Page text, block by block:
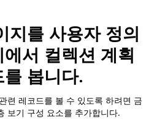
를 사용자 정의
서 컬렉션 계획
봅니다.
련 레코드를 볼 수 있도록 하려면 금
보기 구성 요소를 추가합니다.